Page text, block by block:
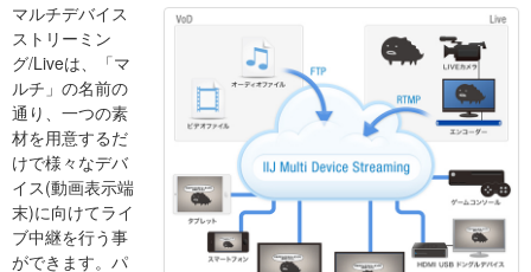
マルチデバイス
ストリーミン
グ/Liveは、「マ
ルチ」の名前の
通り、一つの素
材を用意するだ
けで様々なデバ
イス(動画表示端
末)に向けてライ
ブ中継を行う事
ができます。パ